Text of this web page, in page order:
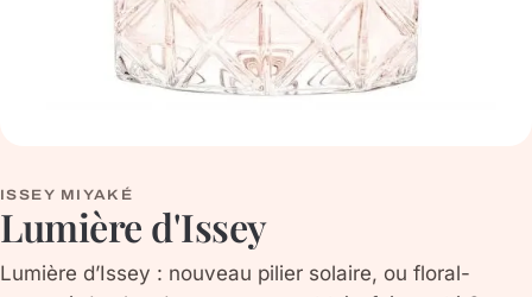
ISSEY MIYAKÉ
Lumière d'Issey
Lumière d’Issey : nouveau pilier solaire, ou floral-